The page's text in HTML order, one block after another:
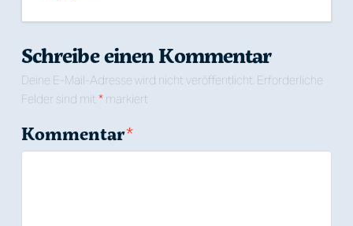
Schreibe einen Kommentar
Deine E-Mail-Adresse wird nicht veröffentlicht. Erforderliche
Felder sind mit *markiert
Kommentar*